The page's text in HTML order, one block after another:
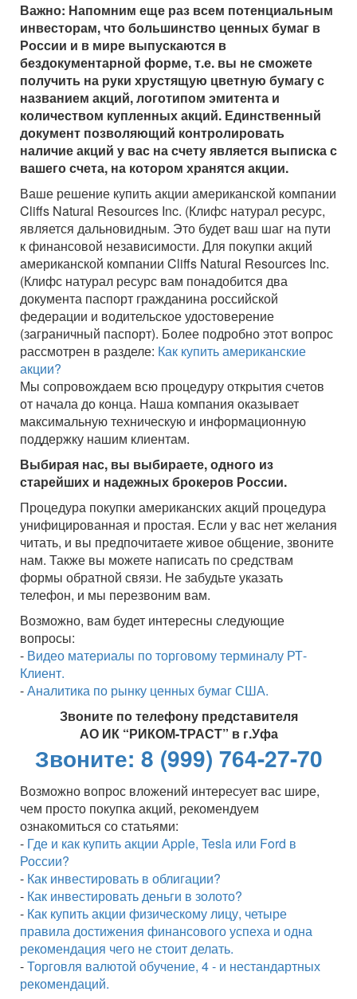
Важно: Напомним еще раз всем потенциальным
инвесторам, что большинство ценных бумаг в
России и в мире выпускаются в
бездокументарной форме, т.е. вы не сможете
получить на руки хрустящую цветную бумагу с
названием акций, логотипом эмитента и
количеством купленных акций. Единственный
документ позволяющий контролировать
наличие акций у вас на счету является выписка с
вашего счета, на котором хранятся акции.
Ваше решение купить акции американской компании
Cliffs Natural Resources Inc. (Клифс натурал ресурс,
является дальновидным. Это будет ваш шаг на пути
к финансовой независимости. Для покупки акций
американской компании Cliffs Natural Resources Inc.
(Клифс натурал ресурс вам понадобится два
документа паспорт гражданина российской
федерации и водительское удостоверение
(заграничный паспорт). Более подробно этот вопрос
рассмотрен в разделе: Как купить американские
акции?
Мы сопровождаем всю процедуру открытия счетов
от начала до конца. Наша компания оказывает
максимальную техническую и информационную
поддержку нашим клиентам.
Выбирая нас, вы выбираете, одного из
старейших и надежных брокеров России.
Процедура покупки американских акций процедура
унифицированная и простая. Если у вас нет желания
читать, и вы предпочитаете живое общение, звоните
нам. Также вы можете написать по средствам
формы обратной связи. Не забудьте указать
телефон, и мы перезвоним вам.
Возможно, вам будет интересны следующие
вопросы:
- Видео материалы по торговому терминалу РТ-
Клиент.
-Аналитика по рынку ценных бумаг США.
Звоните по телефону представителя
АО ИК “РИКОМ-ТРАСТ” в г.Уфа
Звоните: 8 (999) 764-27-70
Возможно вопрос вложений интересует вас шире,
чем просто покупка акций, рекомендуем
ознакомиться со статьями:
- Где и как купить акции Аpple, Tesla или Ford в
России?
- Как инвестировать в облигации?
- Как инвестировать деньги в золото?
- Как купить акции физическому лицу, четыре
правила достижения финансового успеха и одна
рекомендация чего не стоит делать.
-Торговля валютой обучение, 4 - и нестандартных
рекомендаций.